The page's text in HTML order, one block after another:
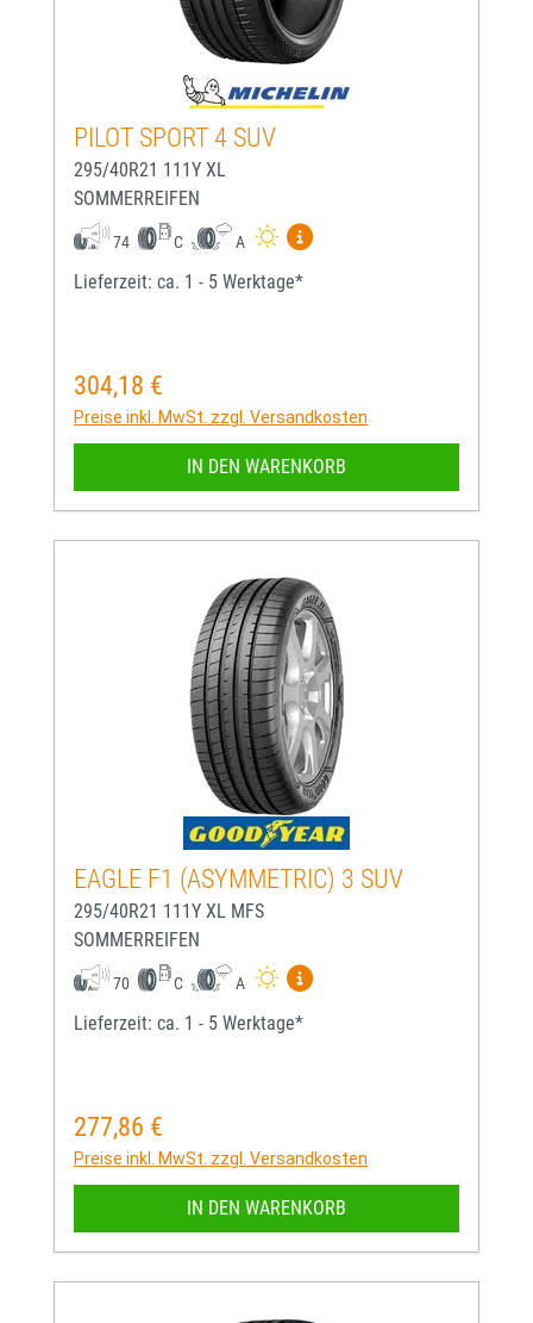
PILOT SPORT 4 SUV
295/40R21 111Y XL
SOMMERREIFEN
74 C A
Mehr Informationen zum
Lieferzeit: ca. 1 - 5 Werktage*
Regulärer Preis:
304,18 €
Preise inkl. MwSt. zzgl. Versandkosten
IN DEN WARENKORB
EAGLE F1 (ASYMMETRIC) 3 SUV
295/40R21 111Y XL MFS
SOMMERREIFEN
70 C A
Mehr Informationen zum
Lieferzeit: ca. 1 - 5 Werktage*
Regulärer Preis:
277,86 €
Preise inkl. MwSt. zzgl. Versandkosten
IN DEN WARENKORB